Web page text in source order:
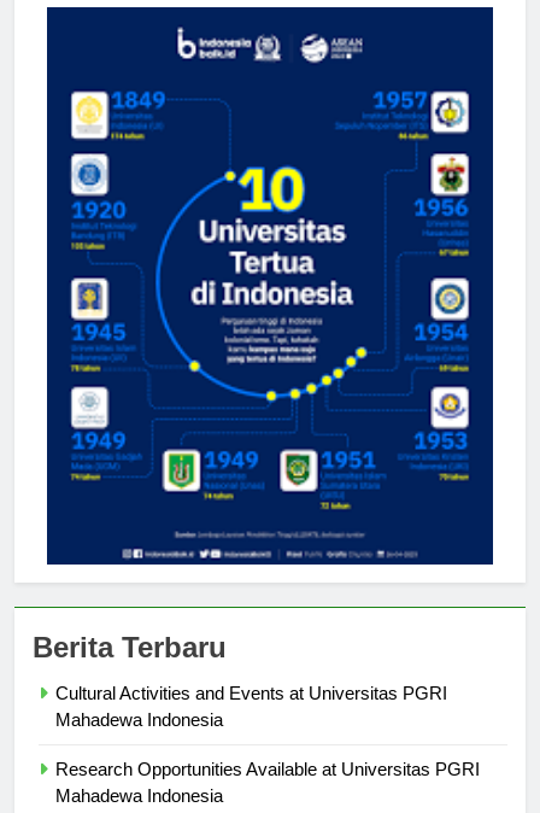
Berita Terbaru
Cultural Activities and Events at Universitas PGRI
Mahadewa Indonesia
Research Opportunities Available at Universitas PGRI
Mahadewa Indonesia